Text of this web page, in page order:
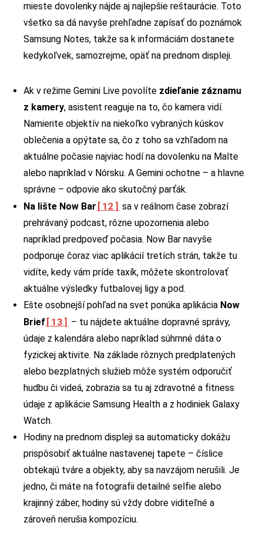
mieste dovolenky nájde aj najlepšie reštaurácie. Toto
všetko sa dá navyše prehľadne zapísať do poznámok
Samsung Notes, takže sa k informáciám dostanete
kedykoľvek, samozrejme, opäť na prednom displeji.
Ak v režime Gemini Live povolíte zdieľanie záznamu
z kamery, asistent reaguje na to, čo kamera vidí.
Namierite objektív na niekoľko vybraných kúskov
oblečenia a opýtate sa, čo z toho sa vzhľadom na
aktuálne počasie najviac hodí na dovolenku na Malte
alebo napríklad v Nórsku. A Gemini ochotne – a hlavne
správne – odpovie ako skutočný parťák.
Na lište Now Bar [12] sa v reálnom čase zobrazí
prehrávaný podcast, rôzne upozornenia alebo
napríklad predpoveď počasia. Now Bar navyše
podporuje čoraz viac aplikácií tretích strán, takže tu
vidíte, kedy vám príde taxík, môžete skontrolovať
aktuálne výsledky futbalovej ligy a pod.
Ešte osobnejší pohľad na svet ponúka aplikácia Now
Brief[13] – tu nájdete aktuálne dopravné správy,
údaje z kalendára alebo napríklad súhrnné dáta o
fyzickej aktivite. Na základe rôznych predplatených
alebo bezplatných služieb môže systém odporučiť
hudbu či videá, zobrazia sa tu aj zdravotné a fitness
údaje z aplikácie Samsung Health a z hodiniek Galaxy
Watch.
Hodiny na prednom displeji sa automaticky dokážu
prispôsobiť aktuálne nastavenej tapete – číslice
obtekajú tváre a objekty, aby sa navzájom nerušili. Je
jedno, či máte na fotografii detailné selfie alebo
krajinný záber, hodiny sú vždy dobre viditeľné a
zároveň nerušia kompozíciu.